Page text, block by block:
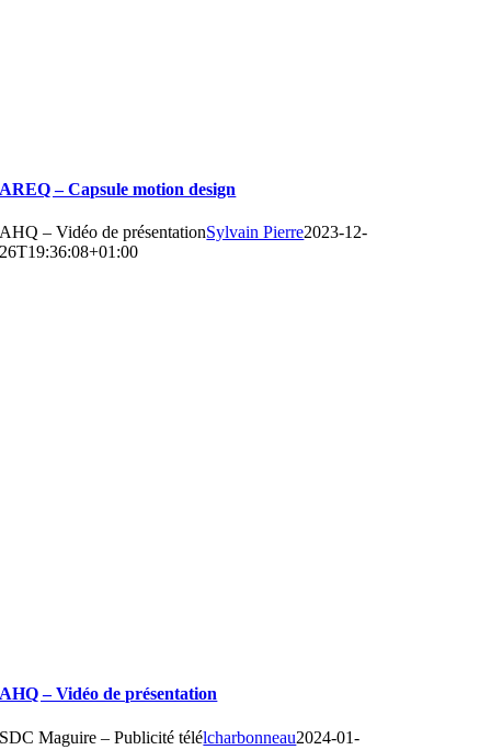
AREQ – Capsule motion design
AHQ – Vidéo de présentationSylvain Pierre2023-12-
26T19:36:08+01:00
AHQ – Vidéo de présentation
SDC Maguire – Publicité télélcharbonneau2024-01-